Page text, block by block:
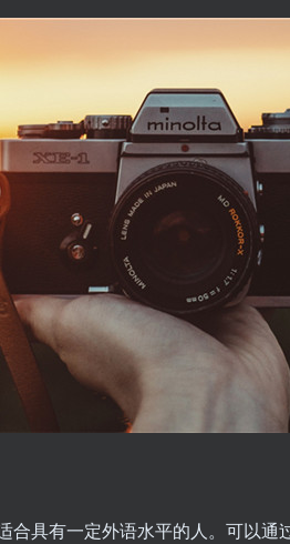
合具有一定外语水平的人。可以